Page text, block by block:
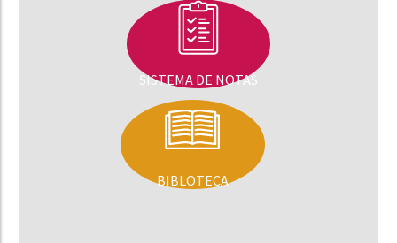
SISTEMA DE NOTAS
BIBLOTECA